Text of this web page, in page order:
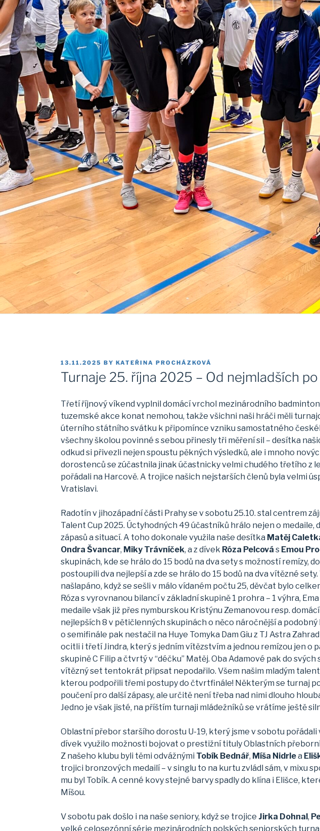
POSTED
ON
13.11.2025 BY KATEŘINA PROCHÁZKOVÁ
Turnaje 25. října 2025 – Od nejmladších
Třetí říjnový víkend vyplnil domácí vrchol mezinárodního
tuzemské akce konat nemohou, takže všichni naši hráči měli
úterního státního svátku k připomínce vzniku samostatného
všechny školou povinné s sebou přinesly tři měření sil – desítka
odkud si přivezli nejen spoustu pěkných výsledků, ale i mnoho
dorostenců se zúčastnila jinak účastnicky velmi chudého třetího z
pořádali na Harcově. A trojice našich nejstarších členů byla velmi
Vratislavi.
Radotín v jihozápadní části Prahy se v sobotu 25.10. stal centrem
Talent Cup 2025. Úctyhodných 49 účastníků hrálo nejen o
zápasů a situací. A toho dokonale využila naše desítka Matěj
Ondra Švancar, Miky Trávníček, a z dívek Róza Pelcová s Emou
skupinách, kde se hrálo do 15 bodů na dva sety s možností remízy,
postoupili dva nejlepší a zde se hrálo do 15 bodů na dva vítězné
našlapáno, když se sešli v málo vídaném počtu 25, děvčat bylo
Róza s vyrovnanou bilancí v základní skupině 1 prohra – 1 výhra,
medaile však již přes nymburskou Kristýnu Zemanovou resp.
nejlepších 8 v pětičlenných skupinách o něco náročnější a
o semifinále pak nestačil na Huye Tomyka Dam Giu z TJ Astra
ocitli i třetí Jindra, který s jedním vítězstvím a jednou remízou jen o
skupině C Filip a čtvrtý v “déčku” Matěj. Oba Adamové pak do
vítězný set tentokrát připsat nepodařilo. Všem našim mladým
kterou podpořili třemi postupy do čtvrtfinále! Některým se turnaj
poučení pro další zápasy, ale určitě není třeba nad nimi dlouho
Jedno je však jisté, na příštím turnaji mládežníků se vrátíme ještě
Oblastní přebor staršího dorostu U-19, který jsme v sobotu
dívek využilo možnosti bojovat o prestižní tituly Oblastních
Z našeho klubu byli těmi odvážnými Tobík Bednář, Míša Nidrlea
trojici bronzových medailí – v singlu to na kurtu zvládl sám, v mixu
mu byl Tobík. A cenné kovy stejné barvy spadly do klína i Elišce,
Míšou.
V sobotu pak došlo i na naše seniory, když se trojice Jirka Dohnal,
velké celosezónní série mezinárodních polských seniorských